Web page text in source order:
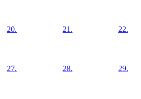
20. 21. 22.
27. 28. 29.